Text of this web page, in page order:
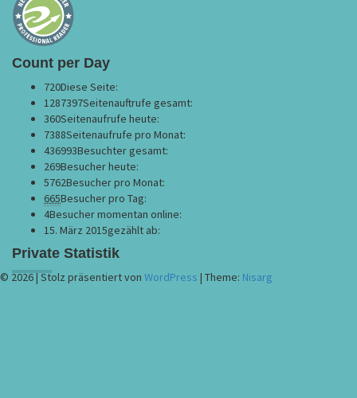
Count per Day
720Diese Seite:
1287397Seitenauftrufe gesamt:
360Seitenaufrufe heute:
7388Seitenaufrufe pro Monat:
436993Besuchter gesamt:
269Besucher heute:
5762Besucher pro Monat:
665Besucher pro Tag:
4Besucher momentan online:
15. März 2015gezählt ab:
Private Statistik
© 2026|Stolz präsentiert von WordPress | Theme: Nisarg